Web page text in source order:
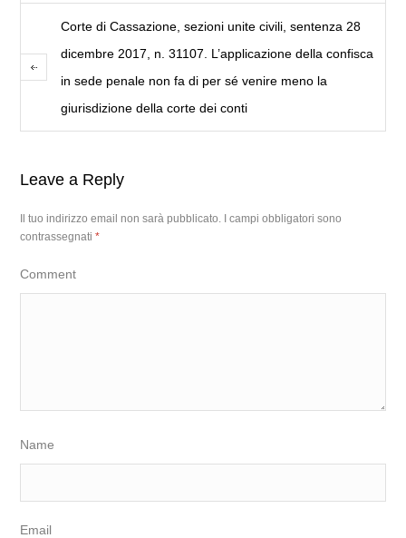
Corte di Cassazione, sezioni unite civili, sentenza 28
dicembre 2017, n. 31107. L’applicazione della confisca
in sede penale non fa di per sé venire meno la
giurisdizione della corte dei conti
Leave a Reply
Il tuo indirizzo email non sarà pubblicato.
I campi obbligatori sono
contrassegnati*
Comment
Name
Email